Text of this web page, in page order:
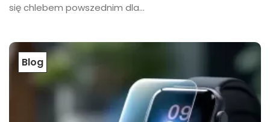
się chlebem powszednim dla...
Blog